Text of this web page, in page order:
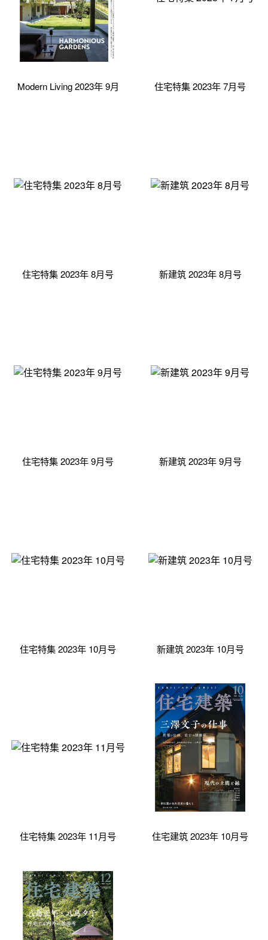
Modern Living 2023年 9月 住宅特集 2023年 7月号
住宅特集 2023年 8月号 新建筑 2023年 8月号
住宅特集 2023年 9月号 新建筑 2023年 9月号
住宅特集 2023年 10月号 新建筑 2023年 10月号
住宅特集 2023年 11月号 住宅建筑 2023年 10月号